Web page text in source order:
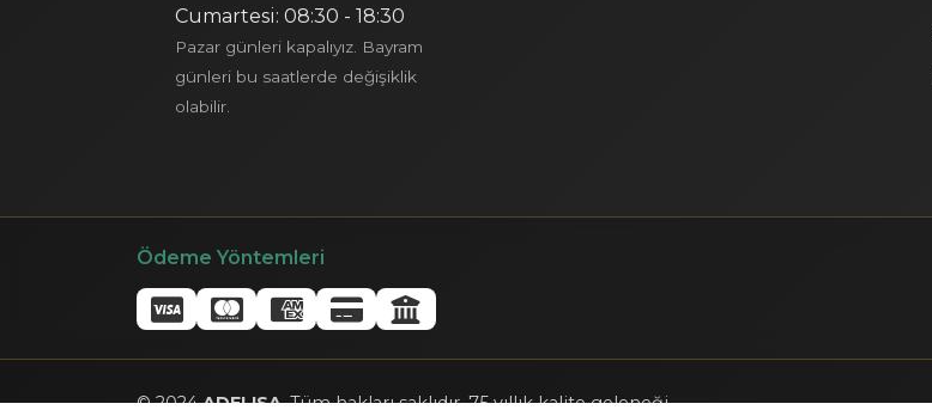
Cumartesi: 08:30 - 18:30
Pazar günleri kapalıyız. Bayram
günleri bu saatlerde değişiklik
olabilir.
Ödeme Yöntemleri
© 2024ADELISA. Tüm hakları saklıdır. 75 yıllık kalite geleneği.